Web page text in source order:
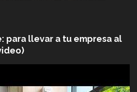
para llevar a tu empresa al